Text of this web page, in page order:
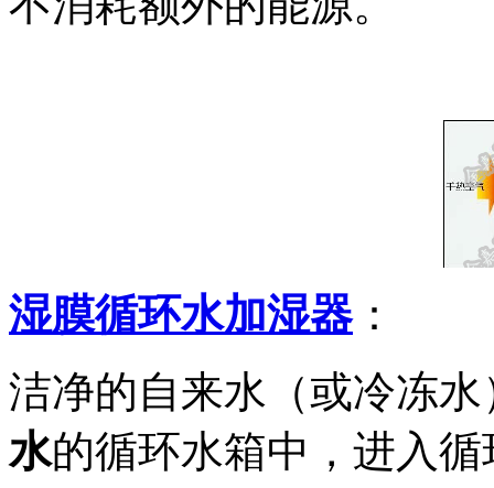
湿膜循环水加湿器：
洁净的自来水（或冷冻
水的循环水箱中，进入